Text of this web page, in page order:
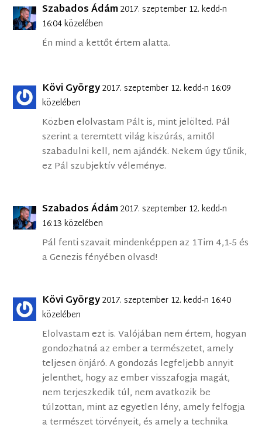
Szabados Ádám2017. szeptember 12. kedd-n
16:04 közelében
Én mind a kettőt értem alatta.
Kövi György2017. szeptember 12. kedd-n 16:09
közelében
Közben elolvastam Pált is, mint jelölted. Pál
szerint a teremtett világ kiszúrás, amitől
szabadulni kell, nem ajándék. Nekem úgy tűnik,
ez Pál szubjektív véleménye.
Szabados Ádám2017. szeptember 12. kedd-n
16:13 közelében
Pál fenti szavait mindenképpen az 1Tim 4,1-5 és
a Genezis fényében olvasd!
Kövi György2017. szeptember 12. kedd-n 16:40
közelében
Elolvastam ezt is. Valójában nem értem, hogyan
gondozhatná az ember a természetet, amely
teljesen önjáró. A gondozás legfeljebb annyit
jelenthet, hogy az ember visszafogja magát,
nem terjeszkedik túl, nem avatkozik be
túlzottan, mint az egyetlen lény, amely felfogja
a természet törvényeit, és amely a technika